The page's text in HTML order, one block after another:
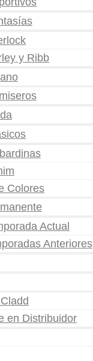
y Ribb
Colores
Actual
Anteriores
en Distribuidor